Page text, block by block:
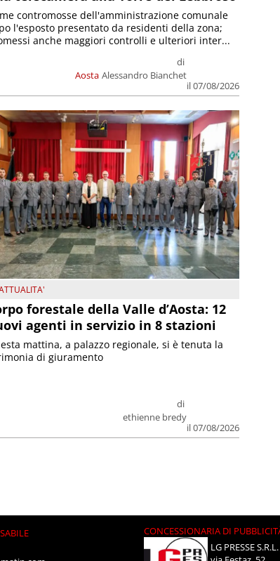
Aosta
di
Alessandro Bianchet
il 07/08/2026
contromosse dell'amministrazione comunale
l'esposto presentato da residenti della zona;
anche maggiori controlli e ulteriori inter...
forestale della Valle d’Aosta: 12
agenti in servizio in 8 stazioni
di
ethienne bredy
il 07/08/2026
mattina, a palazzo regionale, si è tenuta la
di giuramento
CONCESSIONARIA DI
LG PRESSE S.R.L.